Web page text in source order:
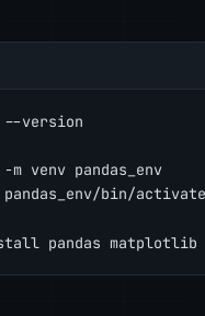
--version
m venv pandas_env
pandas_env/bin/activate
pandas matplotlib